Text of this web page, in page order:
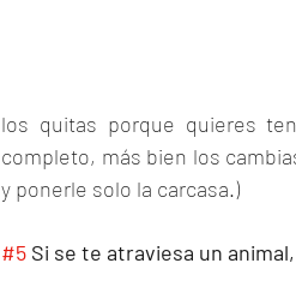
los quitas porque quieres
completo, más bien los
y ponerle solo la carcasa.)
#5 Si se te atraviesa un